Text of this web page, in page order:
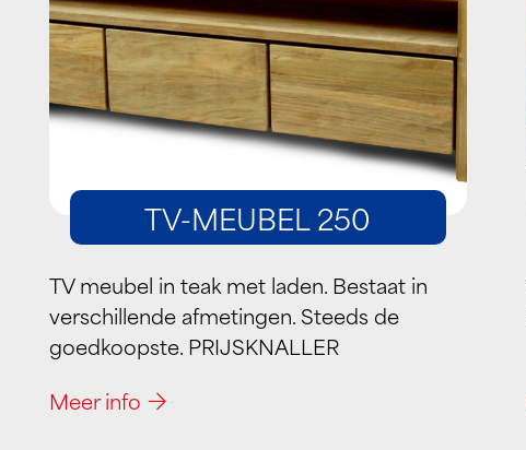
TV-MEUBEL 250
TV meubel in teak met laden. Bestaat in
verschillende afmetingen. Steeds de
goedkoopste. PRIJSKNALLER
Meer info